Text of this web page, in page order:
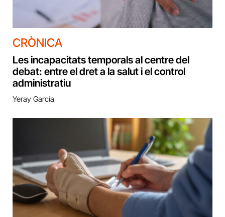
CRÒNICA
Les incapacitats temporals al centre del
debat: entre el dret a la salut i el control
administratiu
Yeray García